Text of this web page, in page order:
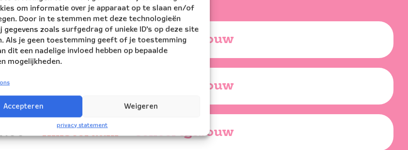
om informatie over je apparaat op te slaan en/of
Door in te stemmen met deze technologieën
gegevens zoals surfgedrag of unieke ID's op deze site
Als je geen toestemming geeft of je toestemming
dit een nadelige invloed hebben op bepaalde
mogelijkheden.
Accepteren Weigeren
privacy statement
Amsterdam Concertgebouw
Concertgebouw
Amsterdam Concertgebouw